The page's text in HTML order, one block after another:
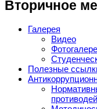
Вторичное
Галерея
Видео
Полезные